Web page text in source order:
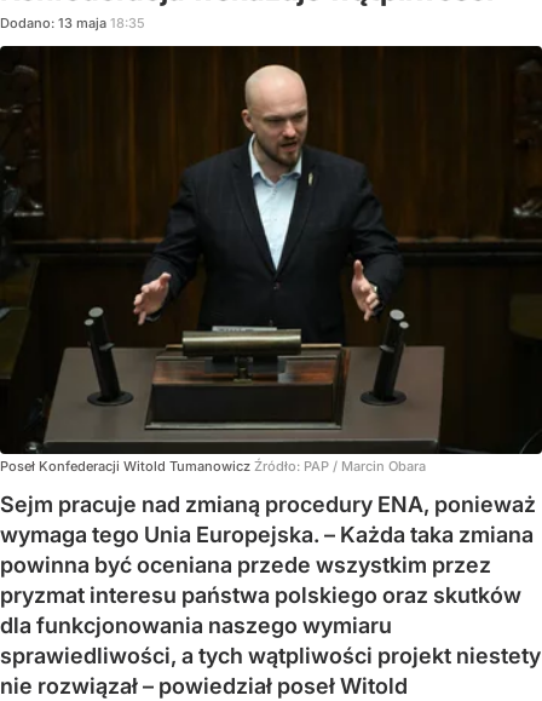
Dodano: 13 maja 18:35
Poseł Konfederacji Witold Tumanowicz Źródło: PAP / Marcin Obara
Sejm pracuje nad zmianą procedury ENA, ponieważ
wymaga tego Unia Europejska. – Każda taka zmiana
powinna być oceniana przede wszystkim przez
pryzmat interesu państwa polskiego oraz skutków
dla funkcjonowania naszego wymiaru
sprawiedliwości, a tych wątpliwości projekt niestety
nie rozwiązał – powiedział poseł Witold